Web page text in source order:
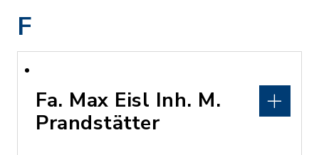
F
Fa. Max Eisl Inh. M.
Prandstätter